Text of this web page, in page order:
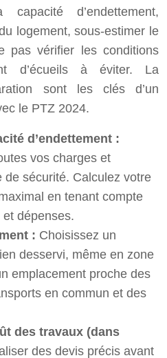
d’endettement,
logement, sous-estimer le
pas vérifier les conditions
d’écueils à éviter. La
sont les clés d’un
le PTZ 2024.
d’endettement :
vos charges et
de sécurité. Calculez votre
en tenant compte
dépenses.
: Choisissez un
desservi, même en zone
emplacement proche des
en commun et des
des travaux (dans
des devis précis avant